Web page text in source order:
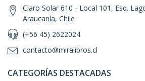
Claro Solar 610 - Local 101, Esq.
Araucanía, Chile
(+56 45) 2622024
contacto@miralibros.cl
CATEGORÍAS DESTACADAS